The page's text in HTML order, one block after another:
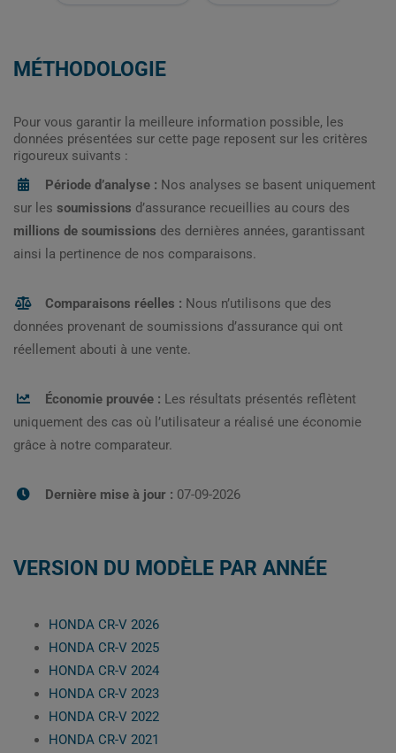
MÉTHODOLOGIE
Pour vous garantir la meilleure information possible, les
données présentées sur cette page reposent sur les critères
rigoureux suivants :
Période d’analyse : Nos analyses se basent uniquement
sur les soumissions d’assurance recueillies au cours des
millions de soumissions des dernières années, garantissant
ainsi la pertinence de nos comparaisons.
Comparaisons réelles : Nous n’utilisons que des
données provenant de soumissions d’assurance qui ont
réellement abouti à une vente.
Économie prouvée : Les résultats présentés reflètent
uniquement des cas où l’utilisateur a réalisé une économie
grâce à notre comparateur.
Dernière mise à jour : 07-09-2026
VERSION DU MODÈLE PAR ANNÉE
HONDA CR-V 2026
HONDA CR-V 2025
HONDA CR-V 2024
HONDA CR-V 2023
HONDA CR-V 2022
HONDA CR-V 2021